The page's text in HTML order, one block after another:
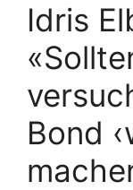
Idris
Bond